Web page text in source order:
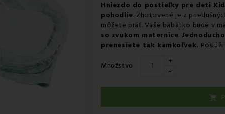
Hniezdo do postieľky pre deti Kid
pohodlie. Zhotovené je z
môžete prať. Vaše bábätko bude v
so zvukom maternice.
prenesiete tak kamkoľvek.
Množstvo +
-
